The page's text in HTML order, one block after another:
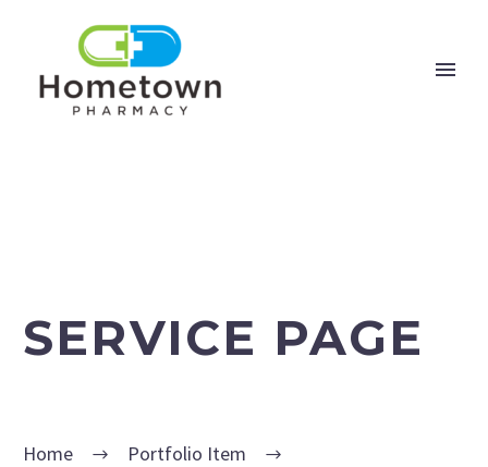
SERVICE PAGE
Home
Portfolio Item